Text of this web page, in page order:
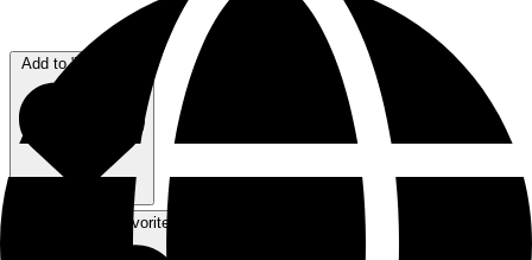
Add to "favorites"
Remove from favorites